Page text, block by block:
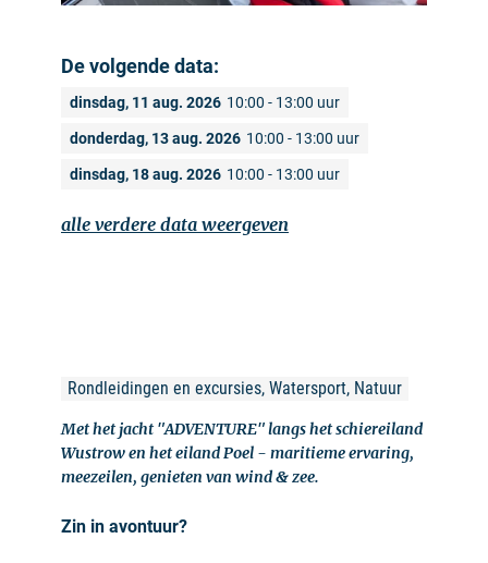
De volgende data:
dinsdag, 11 aug. 2026 10:00 - 13:00 uur
donderdag, 13 aug. 2026 10:00 - 13:00 uur
dinsdag, 18 aug. 2026 10:00 - 13:00 uur
alle verdere data weergeven
Rondleidingen en excursies, Watersport, Natuur
Met het jacht "ADVENTURE" langs het schiereiland
Wustrow en het eiland Poel - maritieme ervaring,
meezeilen, genieten van wind & zee.
Zin in avontuur?